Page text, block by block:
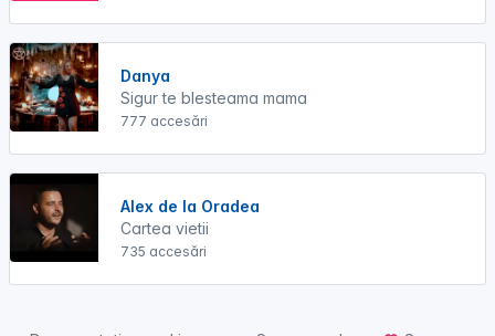
Danya
Sigur te blesteama mama
777 accesări
Alex de la Oradea
Cartea vietii
735 accesări